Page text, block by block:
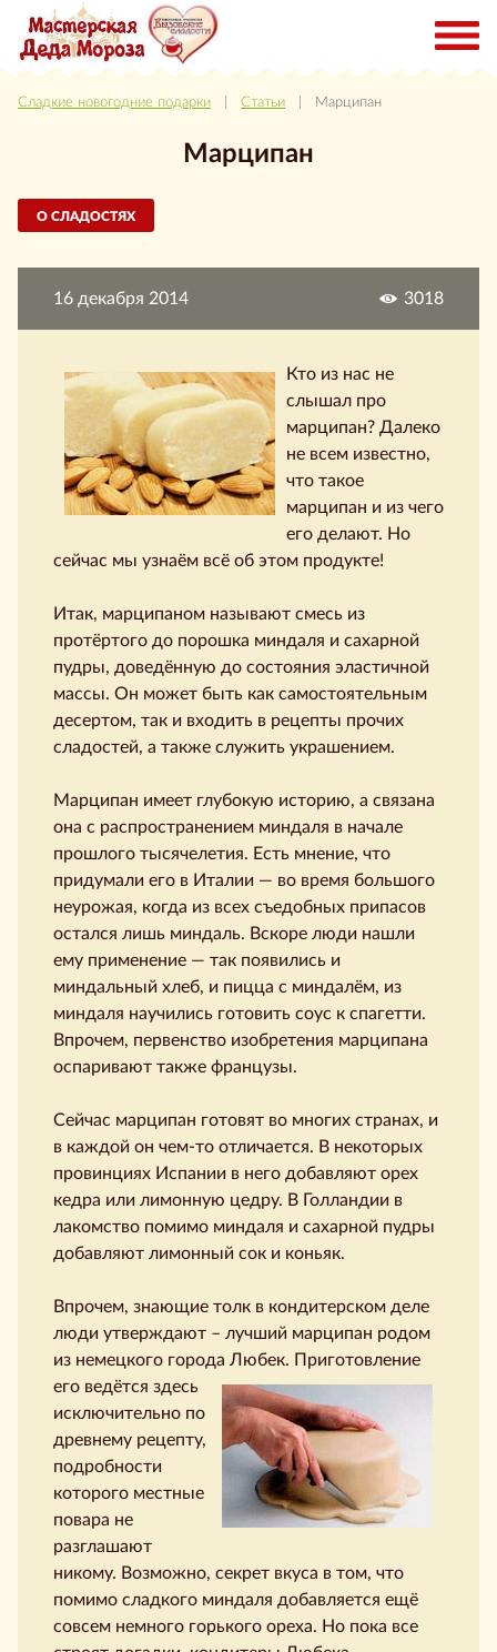
Сладкие новогодние подарки Статьи | Марципан
Марципан
О СЛАДОСТЯХ
16 декабря 2014 3018
Кто из нас не
слышал про
марципан? Далеко
не всем известно,
что такое
марципан и из чего
его делают. Но
сейчас мы узнаём всё об этом продукте!
Итак, марципаном называют смесь из
протёртого до порошка миндаля и сахарной
пудры, доведённую до состояния эластичной
массы. Он может быть как самостоятельным
десертом, так и входить в рецепты прочих
сладостей, а также служить украшением.
Марципан имеет глубокую историю, а связана
она с распространением миндаля в начале
прошлого тысячелетия. Есть мнение, что
придумали его в Италии — во время большого
неурожая, когда из всех съедобных припасов
остался лишь миндаль. Вскоре люди нашли
ему применение — так появились и
миндальный хлеб, и пицца с миндалём, из
миндаля научились готовить соус к спагетти.
Впрочем, первенство изобретения марципана
оспаривают также французы.
Сейчас марципан готовят во многих странах, и
в каждой он чем-то отличается. В некоторых
провинциях Испании в него добавляют орех
кедра или лимонную цедру. В Голландии в
лакомство помимо миндаля и сахарной пудры
добавляют лимонный сок и коньяк.
Впрочем, знающие толк в кондитерском деле
люди утверждают – лучший марципан родом
из немецкого города Любек. Приготовление
его ведётся здесь
исключительно по
древнему рецепту,
подробности
которого местные
повара не
разглашают
никому. Возможно, секрет вкуса в том, что
помимо сладкого миндаля добавляется ещё
совсем немного горького ореха. Но пока все